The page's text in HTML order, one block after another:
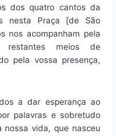
dos quatro cantos da
nesta Praça [de São
nos acompanham pela
meios de
pela vossa presença,
a dar esperança ao
palavras e sobretudo
nossa vida, que nasceu